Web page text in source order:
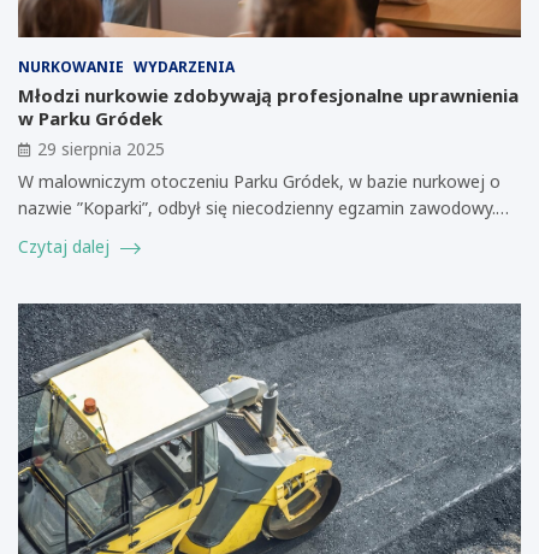
NURKOWANIE WYDARZENIA
Młodzi nurkowie zdobywają profesjonalne uprawnienia
w Parku Gródek
29 sierpnia 2025
W malowniczym otoczeniu Parku Gródek, w bazie nurkowej o
nazwie ”Koparki”, odbył się niecodzienny egzamin zawodowy.…
Czytaj dalej